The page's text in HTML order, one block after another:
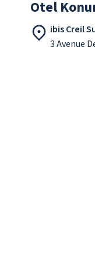
Otel
ibis Creil
3 Avenue